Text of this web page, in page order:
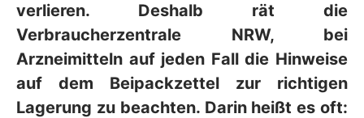
verlieren. Deshalb rät die
Verbraucherzentrale NRW, bei
Arzneimitteln auf jeden Fall die Hinweise
auf dem Beipackzettel zur richtigen
Lagerung zu beachten. Darin heißt es oft: